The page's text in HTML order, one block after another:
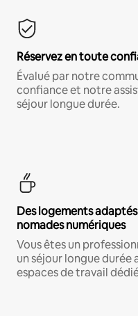
Réservez en toute
Évalué par notre
confiance et notre
séjour longue durée.
Des logements
nomades numériques
Vous êtes un
un séjour longue
espaces de travail